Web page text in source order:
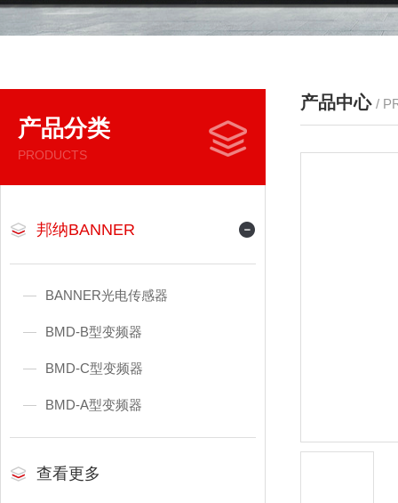
产品分类
PRODUCTS
邦纳BANNER
BANNER光电传感器
BMD-B型变频器
BMD-C型变频器
BMD-A型变频器
查看更多
产品中心 /